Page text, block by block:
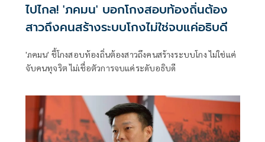
ไปไกล! 'ภคมน' บอกโกงสอบท้องถิ่นต้อง
สาวถึงคนสร้างระบบโกงไม่ใช่จบแค่อธิบดี
'ภคมน' ชี้โกงสอบท้องถิ่นต้องสาวถึงคนสร้างระบบโกง ไม่ใช่แค่
จับคนทุจริต ไม่เชื่อตัวการจบแค่ระดับอธิบดี